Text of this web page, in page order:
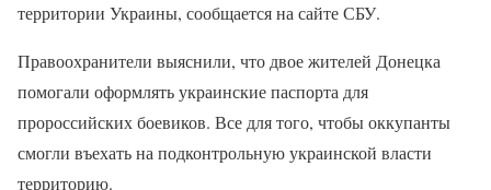
территории Украины, сообщается на сайте СБУ.
Правоохранители выяснили, что двое жителей Донецка
помогали оформлять украинские паспорта для
пророссийских боевиков. Все для того, чтобы оккупанты
смогли въехать на подконтрольную украинской власти
территорию.